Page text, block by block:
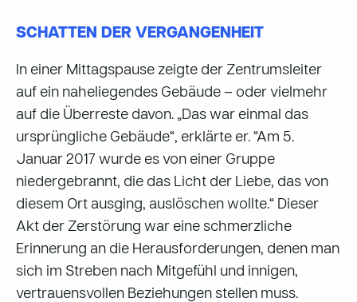
SCHATTEN DER VERGANGENHEIT
In einer Mittagspause zeigte der Zentrumsleiter
auf ein naheliegendes Gebäude – oder vielmehr
auf die Überreste davon. „Das war einmal das
ursprüngliche Gebäude“, erklärte er. “Am 5.
Januar 2017 wurde es von einer Gruppe
niedergebrannt, die das Licht der Liebe, das von
diesem Ort ausging, auslöschen wollte.“ Dieser
Akt der Zerstörung war eine schmerzliche
Erinnerung an die Herausforderungen, denen man
sich im Streben nach Mitgefühl und innigen,
vertrauensvollen Beziehungen stellen muss.